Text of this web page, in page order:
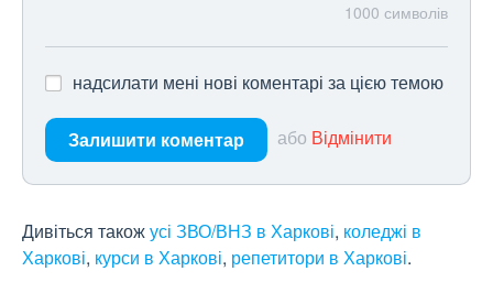
1000 символів
надсилати мені нові коментарі за цією темою
Залишити коментар або Відмінити
Дивіться такожусі ЗВО/ВНЗ в Харкові, коледжі в
Харкові, курси в Харкові, репетитори в Харкові.